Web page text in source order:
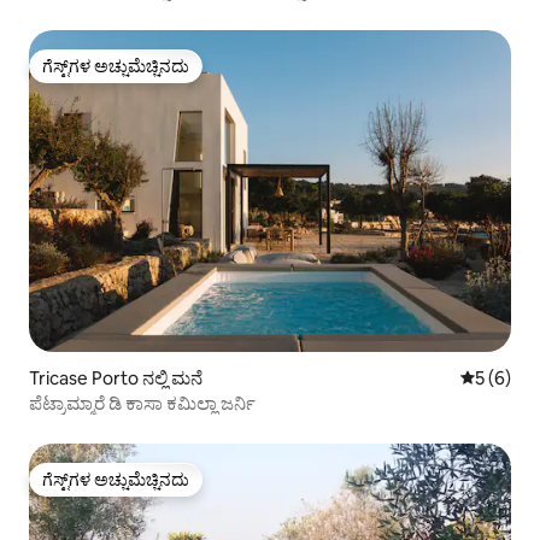
ಗೆಸ್ಟ್‌ಗಳ ಅಚ್ಚುಮೆಚ್ಚಿನದು
ಗೆಸ್ಟ್‌ಗಳ ಅಚ್ಚುಮೆಚ್ಚಿನದು
Tricase Porto ನಲ್ಲಿ ಮನೆ 5 ರಲ್ಲಿ 5
5 (6)
ಪೆಟ್ರಾಮ್ಮಾರೆ ಡಿ ಕಾಸಾ ಕಮಿಲ್ಲಾ ಜರ್ನಿ
ಗೆಸ್ಟ್‌ಗಳ ಅಚ್ಚುಮೆಚ್ಚಿನದು
ಗೆಸ್ಟ್‌ಗಳ ಅಚ್ಚುಮೆಚ್ಚಿನದು